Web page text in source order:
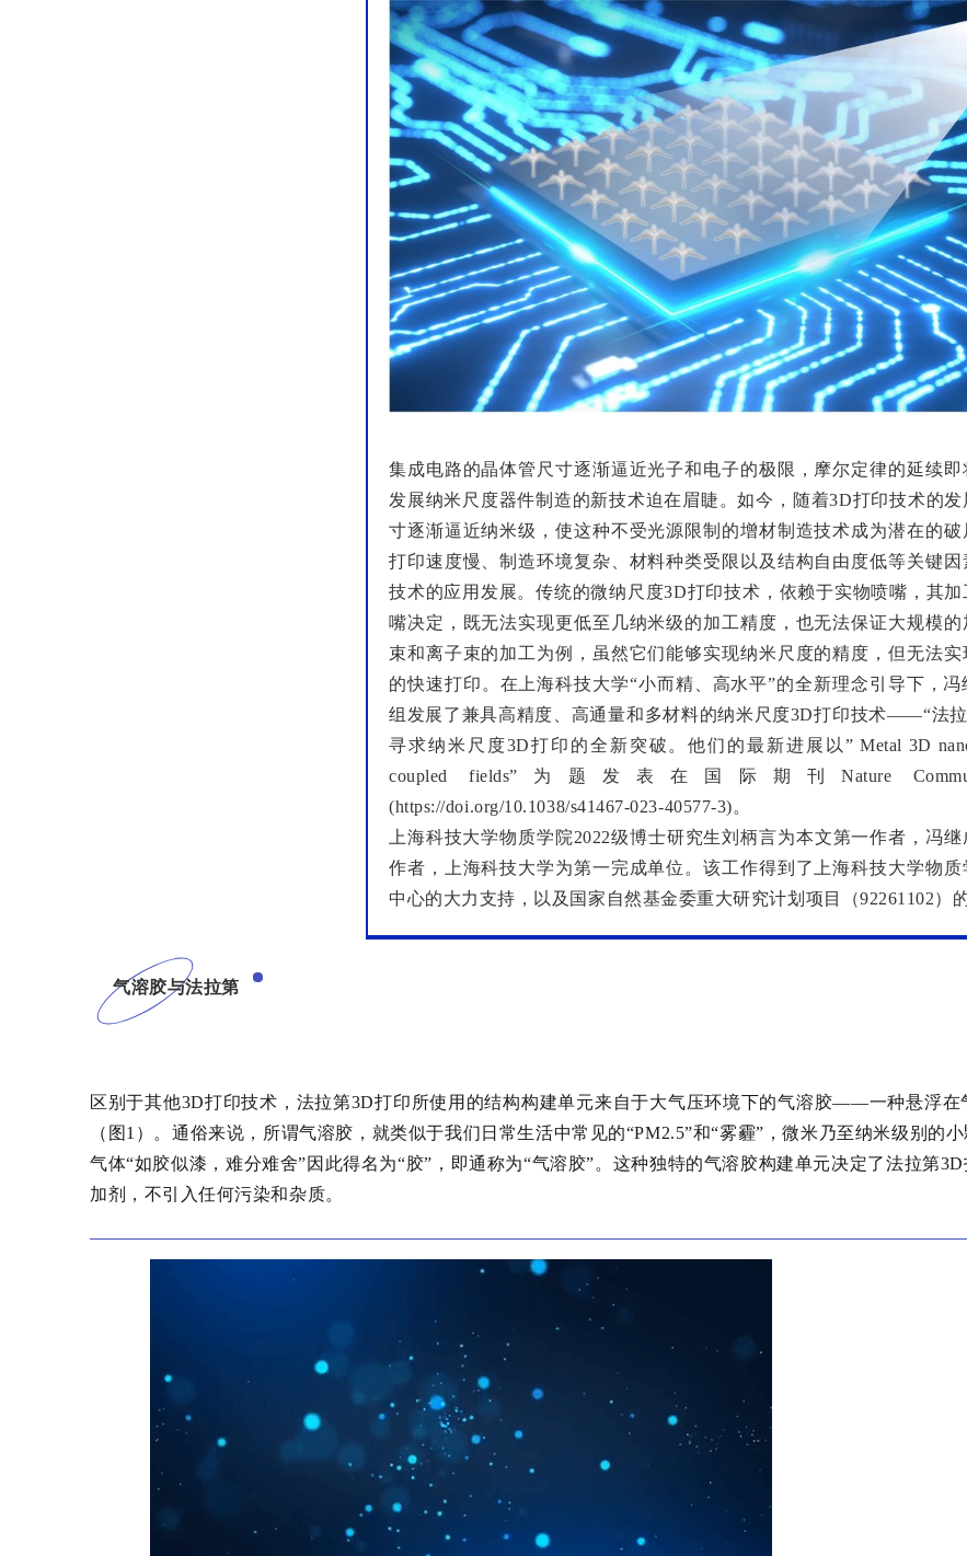
集成电路的晶体管尺寸逐渐逼近光子和电子的极限，摩尔定律的延续即
发展纳米尺度器件制造的新技术迫在眉睫。如今，随着3D打印技术的发
寸逐渐逼近纳米级，使这种不受光源限制的增材制造技术成为潜在的破
打印速度慢、制造环境复杂、材料种类受限以及结构自由度低等关键因
技术的应用发展。传统的微纳尺度3D打印技术，依赖于实物喷嘴，其
嘴决定，既无法实现更低至几纳米级的加工精度，也无法保证大规模的
束和离子束的加工为例，虽然它们能够实现纳米尺度的精度，但无法实
的快速打印。在上海科技大学“小而精、高水平”的全新理念引导下，冯
组发展了兼具高精度、高通量和多材料的纳米尺度3D打印技术——“法拉
寻求纳米尺度3D打印的全新突破。他们的最新进展以” Metal 3D
coupled fields”为题发表在国际期刊Nature
(https://doi.org/10.1038/s41467-023-40577-3)。
上海科技大学物质学院2022级博士研究生刘柄言为本文第一作者，冯
作者，上海科技大学为第一完成单位。该工作得到了上海科技大学物质
中心的大力支持，以及国家自然基金委重大研究计划项目（92261102）的
气溶胶与法拉第
区别于其他3D打印技术，法拉第3D打印所使用的结构构建单元来自于大气压环境下的气溶胶——一种悬浮
（图1）。通俗来说，所谓气溶胶，就类似于我们日常生活中常见的“PM2.5”和“雾霾”，微米乃至纳米级别的
气体“如胶似漆，难分难舍”因此得名为“胶”，即通称为“气溶胶”。这种独特的气溶胶构建单元决定了法拉第
加剂，不引入任何污染和杂质。